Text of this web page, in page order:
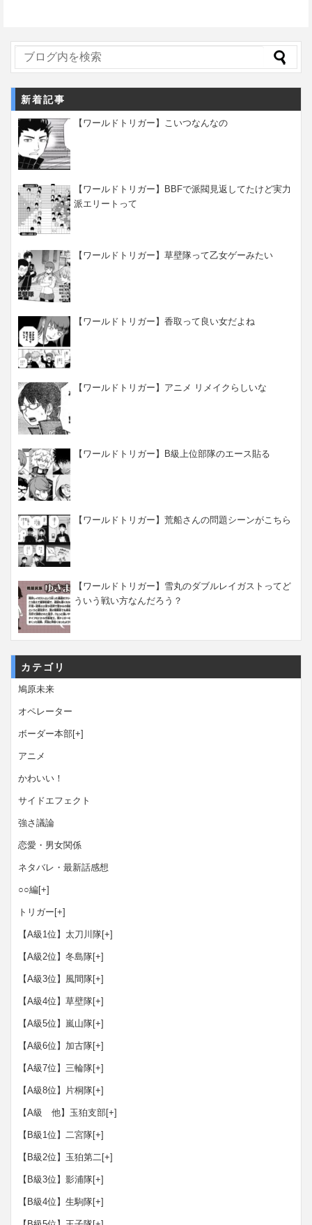
新着記事
【ワールドトリガー】こいつなんなの
【ワールドトリガー】BBFで派閥見返してたけど実力
派エリートって
【ワールドトリガー】草壁隊って乙女ゲーみたい
【ワールドトリガー】香取って良い女だよね
【ワールドトリガー】アニメ リメイクらしいな
【ワールドトリガー】B級上位部隊のエース貼る
【ワールドトリガー】荒船さんの問題シーンがこちら
【ワールドトリガー】雪丸のダブルレイガストってど
ういう戦い方なんだろう？
カテゴリ
鳩原未来
オペレーター
ボーダー本部[+]
アニメ
かわいい！
サイドエフェクト
強さ議論
恋愛・男女関係
ネタバレ・最新話感想
○○編[+]
トリガー [+]
【A級1位】太刀川隊[+]
【A級2位】冬島隊[+]
【A級3位】風間隊[+]
【A級4位】草壁隊[+]
【A級5位】嵐山隊[+]
【A級6位】加古隊[+]
【A級7位】三輪隊[+]
【A級8位】片桐隊[+]
【A級 他】玉狛支部[+]
【B級1位】二宮隊[+]
【B級2位】玉狛第二[+]
【B級3位】影浦隊[+]
【B級4位】生駒隊[+]